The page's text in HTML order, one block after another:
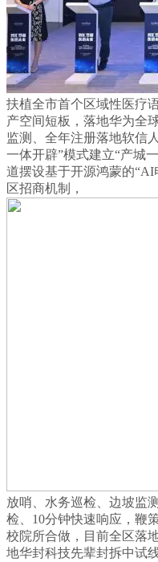
扶植全市首个区域性医疗
产空间短板，落地华为全
监测、全年注册落地软信
一体开辟”模式建立“产城
道摆设基于开源鸿蒙的“AI
区招商机制，
放哨、水务巡检、边坡监
检、10分钟快速响应，鞭
校院所合做，目前全区落
地华封科技先辈封拆中试